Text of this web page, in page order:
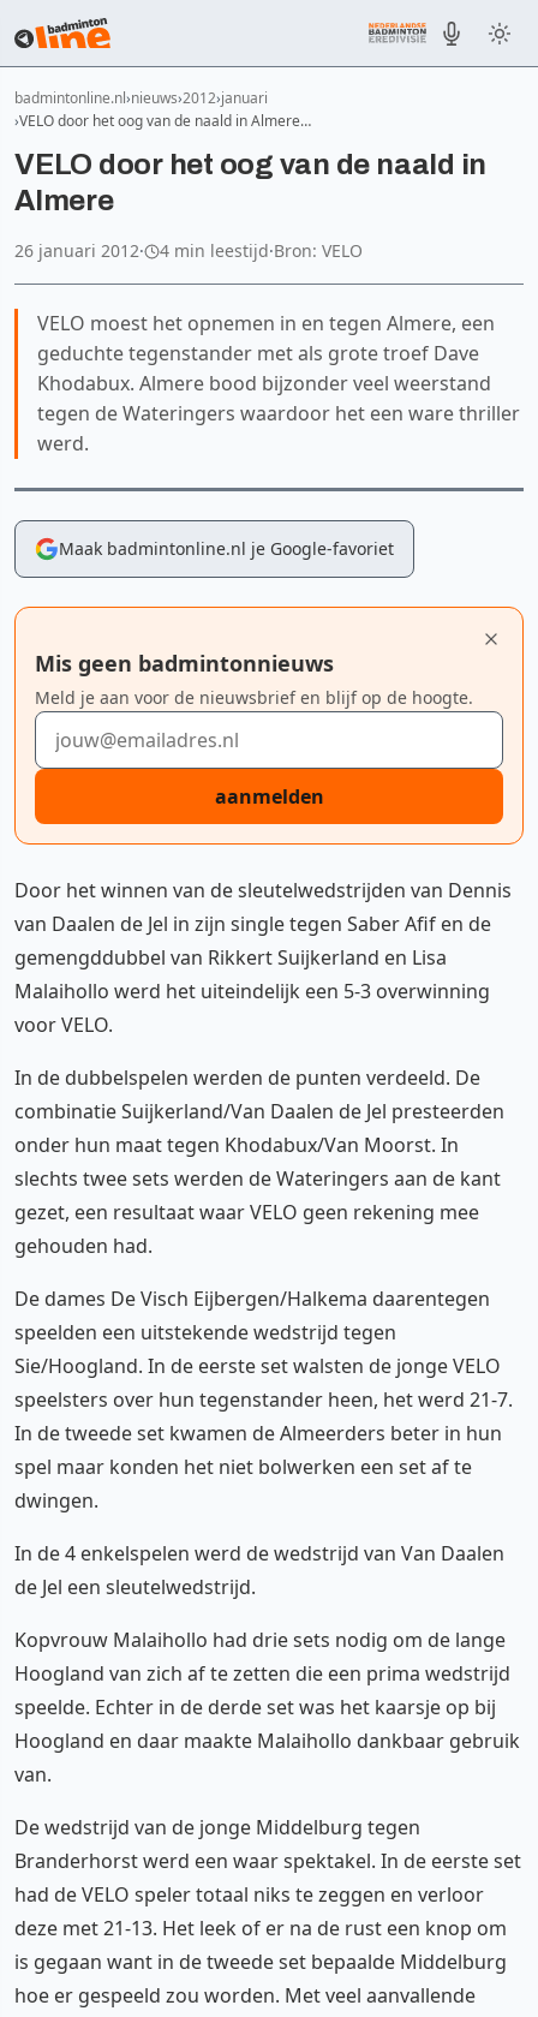
badmintonline.nl nieuws 2012 januari
VELO door het oog van de naald in Almere…
VELO door het oog van de naald in
Almere
26 januari 2012· 4 min leestijd·Bron: VELO
VELO moest het opnemen in en tegen Almere, een
geduchte tegenstander met als grote troef Dave
Khodabux. Almere bood bijzonder veel weerstand
tegen de Wateringers waardoor het een ware thriller
werd.
Maak badmintonline.nl je Google-favoriet
Mis geen badmintonnieuws
Meld je aan voor de nieuwsbrief en blijf op de hoogte.
E-mailadres
aanmelden
Door het winnen van de sleutelwedstrijden van Dennis
van Daalen de Jel in zijn single tegen Saber Afif en de
gemengddubbel van Rikkert Suijkerland en Lisa
Malaihollo werd het uiteindelijk een 5-3 overwinning
voor VELO.
In de dubbelspelen werden de punten verdeeld. De
combinatie Suijkerland/Van Daalen de Jel presteerden
onder hun maat tegen Khodabux/Van Moorst. In
slechts twee sets werden de Wateringers aan de kant
gezet, een resultaat waar VELO geen rekening mee
gehouden had.
De dames De Visch Eijbergen/Halkema daarentegen
speelden een uitstekende wedstrijd tegen
Sie/Hoogland. In de eerste set walsten de jonge VELO
speelsters over hun tegenstander heen, het werd 21-7.
In de tweede set kwamen de Almeerders beter in hun
spel maar konden het niet bolwerken een set af te
dwingen.
In de 4 enkelspelen werd de wedstrijd van Van Daalen
de Jel een sleutelwedstrijd.
Kopvrouw Malaihollo had drie sets nodig om de lange
Hoogland van zich af te zetten die een prima wedstrijd
speelde. Echter in de derde set was het kaarsje op bij
Hoogland en daar maakte Malaihollo dankbaar gebruik
van.
De wedstrijd van de jonge Middelburg tegen
Branderhorst werd een waar spektakel. In de eerste set
had de VELO speler totaal niks te zeggen en verloor
deze met 21-13. Het leek of er na de rust een knop om
is gegaan want in de tweede set bepaalde Middelburg
hoe er gespeeld zou worden. Met veel aanvallende